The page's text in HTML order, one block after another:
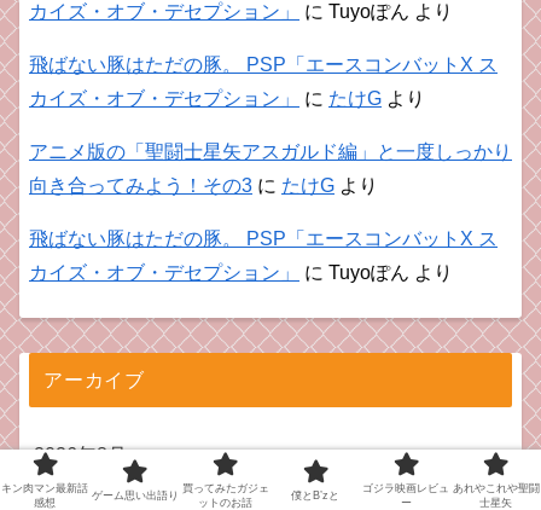
カイズ・オブ・デセプション」
に Tuyoぽん より
飛ばない豚はただの豚。 PSP「エースコンバットX ス
カイズ・オブ・デセプション」
に たけG より
アニメ版の「聖闘士星矢アスガルド編」と一度しっかり
向き合ってみよう！その3 に たけG より
飛ばない豚はただの豚。 PSP「エースコンバットX ス
カイズ・オブ・デセプション」
に Tuyoぽん より
アーカイブ
2026年8月
キン肉マン最新話
感想
ゲーム思い出語り
買ってみたガジェ
ットのお話
僕とB’zと
ゴジラ映画レビュ
ー
あれやこれや聖闘
士星矢